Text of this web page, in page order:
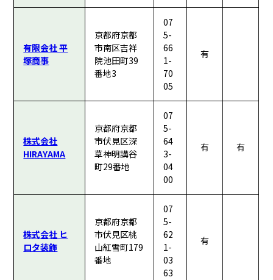
有限会社 平
塚商事
京都府京都
市南区吉祥
院池田町39
番地3
07
5-
66
1-
70
05
有
株式会社
HIRAYAMA
京都府京都
市伏見区深
草神明講谷
町29番地
07
5-
64
3-
04
00
有 有
株式会社 ヒ
ロタ装飾
京都府京都
市伏見区桃
山紅雪町179
番地
07
5-
62
1-
03
63
有